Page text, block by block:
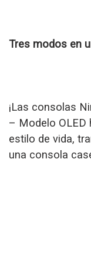
Tres modos en
¡Las consolas
– Modelo OLED
estilo de vida,
una consola